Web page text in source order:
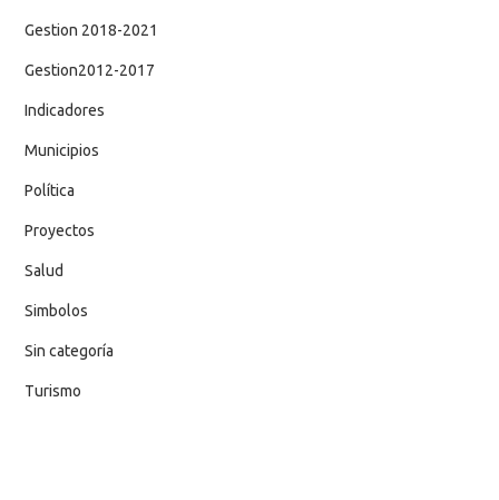
Gestion 2018-2021
Gestion2012-2017
Indicadores
Municipios
Política
Proyectos
Salud
Simbolos
Sin categoría
Turismo